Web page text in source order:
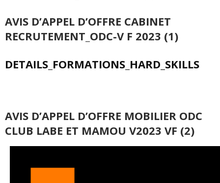
AVIS D’APPEL D’OFFRE CABINET
RECRUTEMENT_ODC-V F 2023 (1)
DETAILS_FORMATIONS_HARD_SKILLS
AVIS D’APPEL D’OFFRE MOBILIER ODC
CLUB LABE ET MAMOU V2023 VF (2)